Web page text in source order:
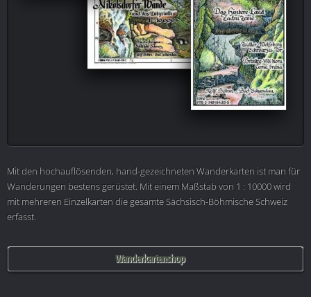
Mit den hochauflösenden, hand-gezeichneten Wanderkarten ist man für
Wanderungen bestens gerüstet. Mit einem Maßstab von 1 : 10000 wird
mit mehreren Einzelkarten die gesamte Sächsisch-Böhmische Schweiz
erfasst.
Wanderkartenshop